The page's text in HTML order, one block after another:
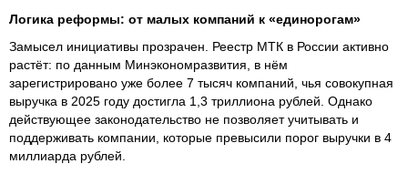
Логика реформы: от малых компаний к «единорогам»
Замысел инициативы прозрачен. Реестр МТК в России активно
растёт: по данным Минэкономразвития, в нём
зарегистрировано уже более 7 тысяч компаний, чья совокупная
выручка в 2025 году достигла 1,3 триллиона рублей. Однако
действующее законодательство не позволяет учитывать и
поддерживать компании, которые превысили порог выручки в 4
миллиарда рублей.